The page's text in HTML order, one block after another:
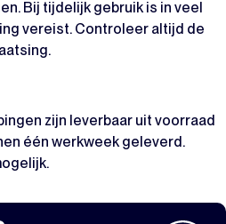
Bij tijdelijk gebruik is in veel
vereist. Controleer altijd de
zijn leverbaar uit voorraad
één werkweek geleverd.